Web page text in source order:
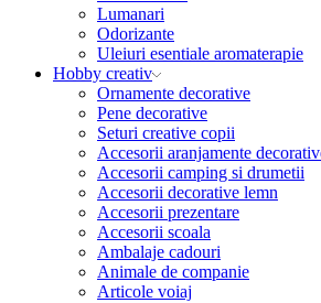
Lumanari
Odorizante
Uleiuri esentiale aromaterapie
Hobby creativ
Ornamente decorative
Pene decorative
Seturi creative copii
Accesorii aranjamente
Accesorii camping si drumetii
Accesorii decorative lemn
Accesorii prezentare
Accesorii scoala
Ambalaje cadouri
Animale de companie
Articole voiaj